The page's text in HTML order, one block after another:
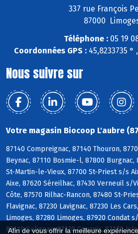
Afin de vous offrir la meilleure
337 rue François
87000
Téléphone :05 19
Coordonnées GPS :45,8233735 °
Nous suivre sur
Votre magasin Biocoop L'aubre
87140 Compreignac, 87140 Thouron,
Beynac, 87110 Bosmie-l, 87800 Burgnac,
St-Martin-le-Vieux, 87700 St-Priest s/s
Aixe, 87620 Séreilhac, 87430 Verneuil s/
Côte, 87570 Rilhac-Rancon, 87480 St-
Flavignac, 87230 Lavignac, 87230 Les
Limoges, 87280 Limoges, 87920 Condat
87110 Solignac, 87270 Couzeix, 87170